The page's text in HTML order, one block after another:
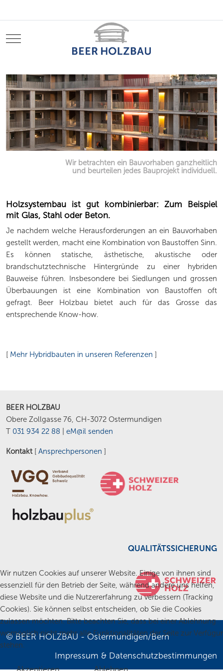
Mobile Menu Toggle
Wir betrachten ein Bauvorhaben ganzheitlich
und beurteilen jedes Bauprojekt individuell.
Holzsystembau ist gut kombinierbar: Zum Beispiel
mit Glas, Stahl oder Beton.
Je nachdem welche Herausforderungen an ein Bauvorhaben
gestellt werden, macht eine Kombination von Baustoffen Sinn.
Es können statische, ästhetische, akustische oder
brandschutztechnische Hintergründe zu einer hybriden
Bauweise führen. Insbesondere bei Siedlungen und grossen
Überbauungen ist eine Kombination von Baustoffen oft
gefragt. Beer Holzbau bietet auch für das Grosse das
entsprechende Know-how.
[ Mehr Hybridbauten in unseren Referenzen ]
BEER HOLZBAU
Obere Zollgasse 76, CH-3072 Ostermundigen
T 031 934 22 88 eM@il senden
Kontakt [ Ansprechpersonen ]
QUALITÄTSSICHERUNG
© BEER HOLZBAU - Ostermundigen/Bern
Impressum & Datenschutzbestimmungen
Wir nutzen Cookies auf unserer Website. Einige von ihnen sind
essenziell für den Betrieb der Seite, während andere uns helfen,
diese Website und die Nutzererfahrung zu verbessern (Tracking
Cookies). Sie können selbst entscheiden, ob Sie die Cookies
zulassen möchten. Bitte beachten Sie, dass bei einer Ablehnung
womöglich nicht mehr alle Funktionalitäten der Seite zur
stehen.